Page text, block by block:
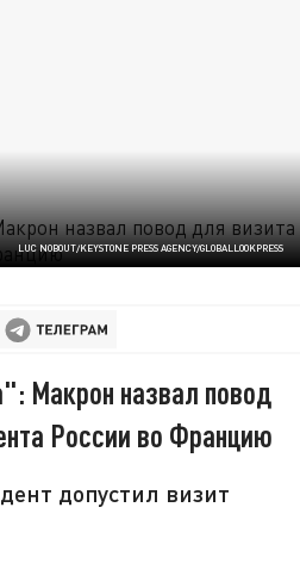
LUC NOBOUT/KEYSTONE PRESS AGENCY/GLOBALLOOKPRESS
Макрон назвал повод
России во Францию
допустил визит